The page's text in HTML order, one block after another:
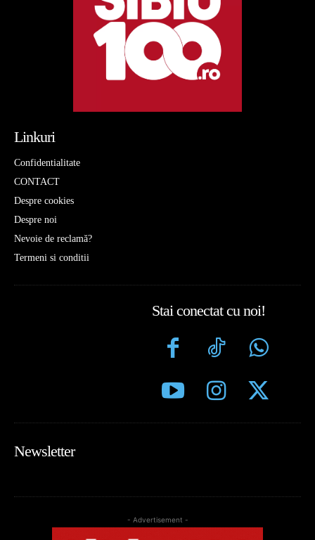
Linkuri
Confidentialitate
CONTACT
Despre cookies
Despre noi
Nevoie de reclamă?
Termeni si conditii
Stai conectat cu noi!
Newsletter
- Advertisement -